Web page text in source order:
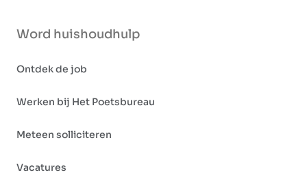
Word huishoudhulp
Ontdek de job
Werken bij Het Poetsbureau
Meteen solliciteren
Vacatures